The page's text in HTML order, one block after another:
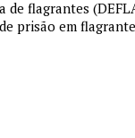
de flagrantes
prisão em